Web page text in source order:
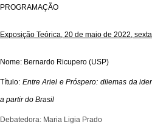
PROGRAMAÇÃO
Exposição Teórica, 20 de maio de 2022,
Nome: Bernardo Ricupero (USP)
Título: Entre Ariel e Próspero: dilemas da
a partir do Brasil
Debatedora: Maria Ligia Prado